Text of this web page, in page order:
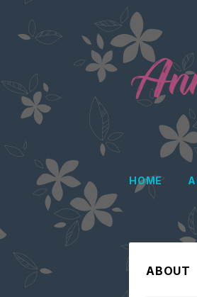
HOME
ABOUT